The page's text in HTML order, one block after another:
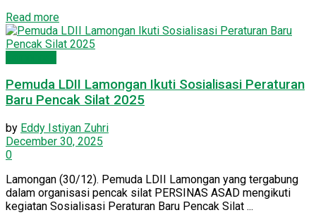
Read moreDetails
Pemuda LDII Lamongan Ikuti Sosialisasi Peraturan
Baru Pencak Silat 2025
by Eddy Istiyan Zuhri
December 30, 2025
0
Lamongan (30/12). Pemuda LDII Lamongan yang tergabung
dalam organisasi pencak silat PERSINAS ASAD mengikuti
kegiatan Sosialisasi Peraturan Baru Pencak Silat ...